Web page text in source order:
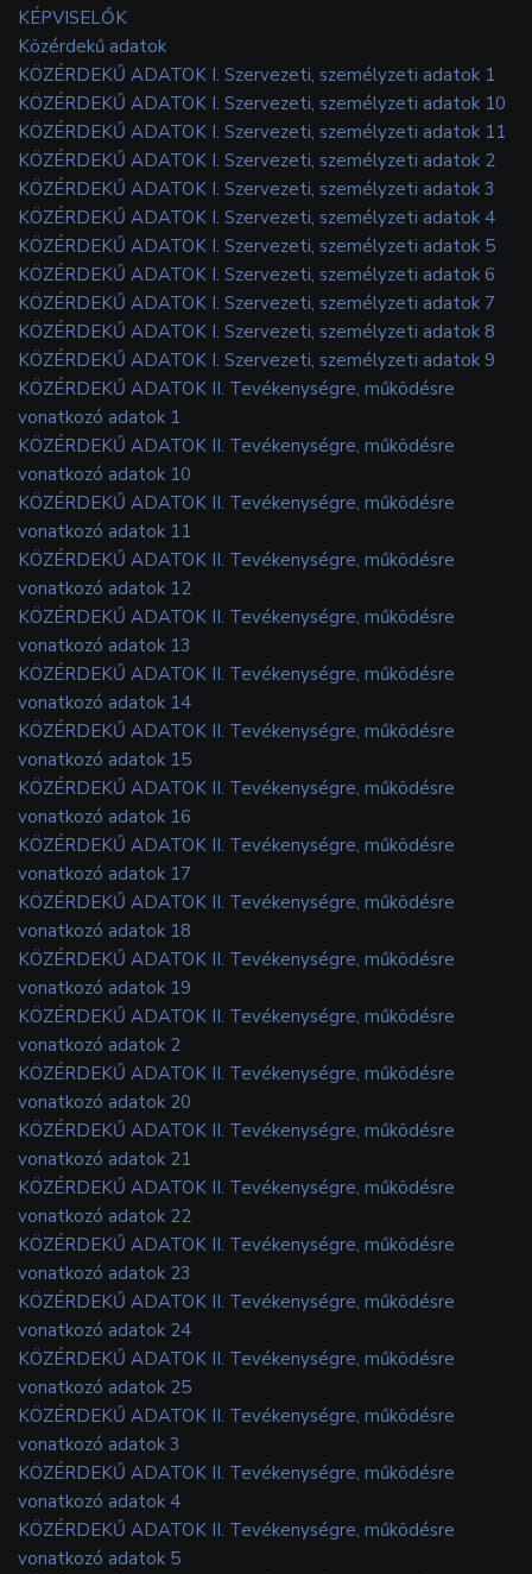
KÉPVISELŐK
Közérdekű adatok
KÖZÉRDEKŰ ADATOK I. Szervezeti, személyzeti adatok 1
KÖZÉRDEKŰ ADATOK I. Szervezeti, személyzeti adatok 10
KÖZÉRDEKŰ ADATOK I. Szervezeti, személyzeti adatok 11
KÖZÉRDEKŰ ADATOK I. Szervezeti, személyzeti adatok 2
KÖZÉRDEKŰ ADATOK I. Szervezeti, személyzeti adatok 3
KÖZÉRDEKŰ ADATOK I. Szervezeti, személyzeti adatok 4
KÖZÉRDEKŰ ADATOK I. Szervezeti, személyzeti adatok 5
KÖZÉRDEKŰ ADATOK I. Szervezeti, személyzeti adatok 6
KÖZÉRDEKŰ ADATOK I. Szervezeti, személyzeti adatok 7
KÖZÉRDEKŰ ADATOK I. Szervezeti, személyzeti adatok 8
KÖZÉRDEKŰ ADATOK I. Szervezeti, személyzeti adatok 9
KÖZÉRDEKŰ ADATOK II. Tevékenységre, működésre
vonatkozó adatok 1
KÖZÉRDEKŰ ADATOK II. Tevékenységre, működésre
vonatkozó adatok 10
KÖZÉRDEKŰ ADATOK II. Tevékenységre, működésre
vonatkozó adatok 11
KÖZÉRDEKŰ ADATOK II. Tevékenységre, működésre
vonatkozó adatok 12
KÖZÉRDEKŰ ADATOK II. Tevékenységre, működésre
vonatkozó adatok 13
KÖZÉRDEKŰ ADATOK II. Tevékenységre, működésre
vonatkozó adatok 14
KÖZÉRDEKŰ ADATOK II. Tevékenységre, működésre
vonatkozó adatok 15
KÖZÉRDEKŰ ADATOK II. Tevékenységre, működésre
vonatkozó adatok 16
KÖZÉRDEKŰ ADATOK II. Tevékenységre, működésre
vonatkozó adatok 17
KÖZÉRDEKŰ ADATOK II. Tevékenységre, működésre
vonatkozó adatok 18
KÖZÉRDEKŰ ADATOK II. Tevékenységre, működésre
vonatkozó adatok 19
KÖZÉRDEKŰ ADATOK II. Tevékenységre, működésre
vonatkozó adatok 2
KÖZÉRDEKŰ ADATOK II. Tevékenységre, működésre
vonatkozó adatok 20
KÖZÉRDEKŰ ADATOK II. Tevékenységre, működésre
vonatkozó adatok 21
KÖZÉRDEKŰ ADATOK II. Tevékenységre, működésre
vonatkozó adatok 22
KÖZÉRDEKŰ ADATOK II. Tevékenységre, működésre
vonatkozó adatok 23
KÖZÉRDEKŰ ADATOK II. Tevékenységre, működésre
vonatkozó adatok 24
KÖZÉRDEKŰ ADATOK II. Tevékenységre, működésre
vonatkozó adatok 25
KÖZÉRDEKŰ ADATOK II. Tevékenységre, működésre
vonatkozó adatok 3
KÖZÉRDEKŰ ADATOK II. Tevékenységre, működésre
vonatkozó adatok 4
KÖZÉRDEKŰ ADATOK II. Tevékenységre, működésre
vonatkozó adatok 5